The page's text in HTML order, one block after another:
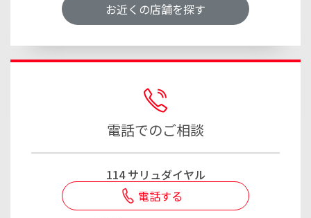
お近くの店舗を探す
電話でのご相談
114 サリュダイヤル
電話する